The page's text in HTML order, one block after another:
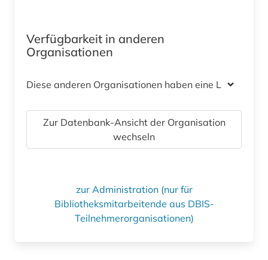
Verfügbarkeit in anderen
Organisationen
Diese anderen Organisationen haben eine Lizenz
Zur Datenbank-Ansicht der Organisation
wechseln
zur Administration (nur für
Bibliotheksmitarbeitende aus DBIS-
Teilnehmerorganisationen)